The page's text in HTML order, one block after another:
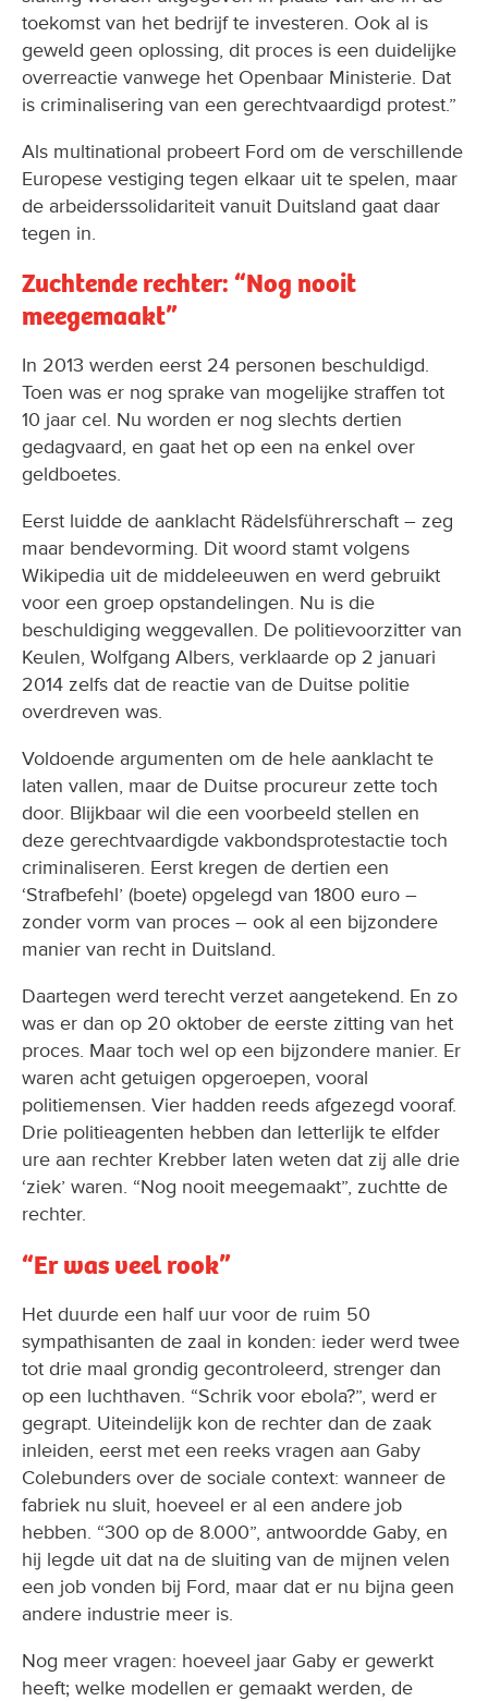
toekomst van het bedrijf te investeren. Ook al is
geweld geen oplossing, dit proces is een duidelijke
overreactie vanwege het Openbaar Ministerie. Dat
is criminalisering van een gerechtvaardigd protest.”
Als multinational probeert Ford om de verschillende
Europese vestiging tegen elkaar uit te spelen, maar
de arbeiderssolidariteit vanuit Duitsland gaat daar
tegen in.
Zuchtende rechter: “Nog nooit
meegemaakt”
In 2013 werden eerst 24 personen beschuldigd.
Toen was er nog sprake van mogelijke straffen tot
10 jaar cel. Nu worden er nog slechts dertien
gedagvaard, en gaat het op een na enkel over
geldboetes.
Eerst luidde de aanklacht Rädelsführerschaft – zeg
maar bendevorming. Dit woord stamt volgens
Wikipedia uit de middeleeuwen en werd gebruikt
voor een groep opstandelingen. Nu is die
beschuldiging weggevallen. De politievoorzitter van
Keulen, Wolfgang Albers, verklaarde op 2 januari
2014 zelfs dat de reactie van de Duitse politie
overdreven was.
Voldoende argumenten om de hele aanklacht te
laten vallen, maar de Duitse procureur zette toch
door. Blijkbaar wil die een voorbeeld stellen en
deze gerechtvaardigde vakbondsprotestactie toch
criminaliseren. Eerst kregen de dertien een
‘Strafbefehl’ (boete) opgelegd van 1800 euro –
zonder vorm van proces – ook al een bijzondere
manier van recht in Duitsland.
Daartegen werd terecht verzet aangetekend. En zo
was er dan op 20 oktober de eerste zitting van het
proces. Maar toch wel op een bijzondere manier. Er
waren acht getuigen opgeroepen, vooral
politiemensen. Vier hadden reeds afgezegd vooraf.
Drie politieagenten hebben dan letterlijk te elfder
ure aan rechter Krebber laten weten dat zij alle drie
‘ziek’ waren. “Nog nooit meegemaakt”, zuchtte de
rechter.
“Er was veel rook”
Het duurde een half uur voor de ruim 50
sympathisanten de zaal in konden: ieder werd twee
tot drie maal grondig gecontroleerd, strenger dan
op een luchthaven. “Schrik voor ebola?”, werd er
gegrapt. Uiteindelijk kon de rechter dan de zaak
inleiden, eerst met een reeks vragen aan Gaby
Colebunders over de sociale context: wanneer de
fabriek nu sluit, hoeveel er al een andere job
hebben. “300 op de 8.000”, antwoordde Gaby, en
hij legde uit dat na de sluiting van de mijnen velen
een job vonden bij Ford, maar dat er nu bijna geen
andere industrie meer is.
Nog meer vragen: hoeveel jaar Gaby er gewerkt
heeft; welke modellen er gemaakt werden, de